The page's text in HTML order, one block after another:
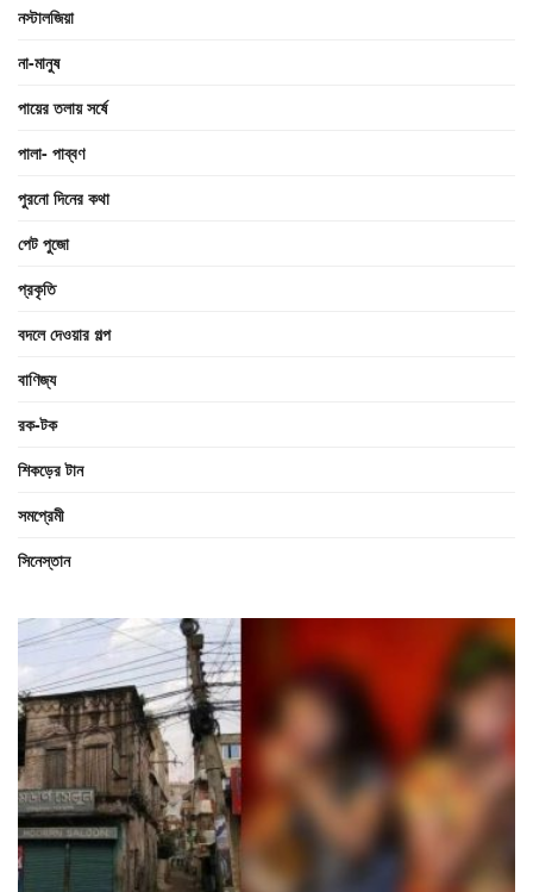
নস্টালজিয়া
না-মানুষ
পায়ের তলায় সর্ষে
পালা- পাব্বণ
পুরনো দিনের কথা
পেট পুজো
প্রকৃতি
বদলে দেওয়ার গল্প
বাণিজ্য
রক-টক
শিকড়ের টান
সমপ্রেমী
সিনেস্তান